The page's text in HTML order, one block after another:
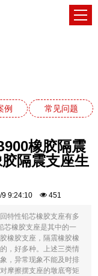
例 常见问题
橡胶隔震
隔震支座生
9 9:24:10 451
特性铅芯橡胶支座有多
芯橡胶支座是其中的一
橡胶支座，隔震橡胶橡
，好多种。上述三类情
，异常现象不能及时排
摩擦摆支座的墩底弯矩